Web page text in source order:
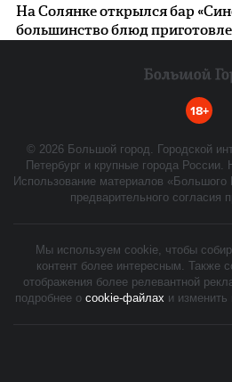
На Солянке открылся бар
большинство блюд
18+
© 2026 Большой город. Городской
Петербург и крупные города России.
Использование материалов «Большого
предварительного согласия
Мы используем cookie, чтобы
контент более интересным. Также
отображения более релевантной
подробнее о cookie-файлах и изменить